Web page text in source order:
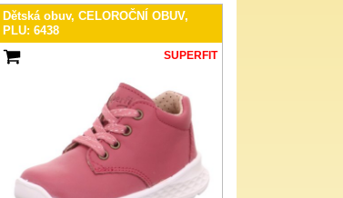
Dětská obuv, CELOROČNÍ OBUV,
PLU: 6438
SUPERFIT